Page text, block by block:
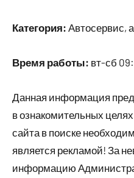
Категория: Автосервис,
Время работы: вт-сб
Данная информация
в ознакомительных
сайта в поиске
является рекламой! За
информацию